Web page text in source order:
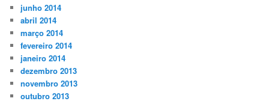
junho 2014
abril 2014
março 2014
fevereiro 2014
janeiro 2014
dezembro 2013
novembro 2013
outubro 2013